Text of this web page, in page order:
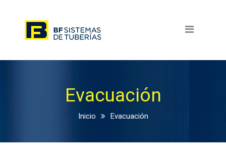
Calidad y medio ambiente
Gama de productos
Evacuación
Inicio Evacuación